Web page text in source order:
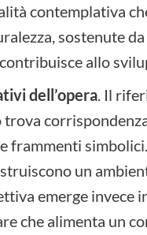
contemplativa
sostenute da
allo
dell’opera. Il
frammenti
un
emerge invece
che alimenta un